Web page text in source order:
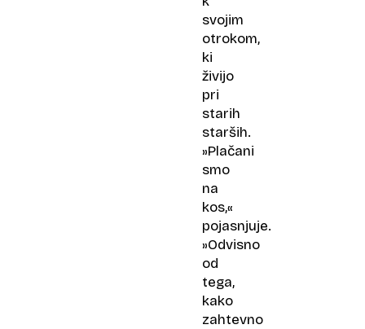
svojim
otrokom,
ki
živijo
pri
starih
starših.
»Plačani
smo
na
kos,«
pojasnjuje.
»Odvisno
od
tega,
kako
zahtevno